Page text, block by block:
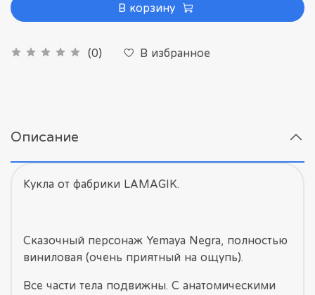
(0) В избранное
В корзину
Описание
Кукла от фабрики LAMAGIK.
Сказочный персонаж Yemaya Negra, полностью
виниловая (очень приятный на ощупь).
Все части тела подвижны. С анатомическими